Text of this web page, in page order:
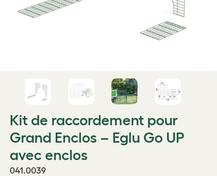
Kit de raccordement pour
Grand Enclos – Eglu Go UP
avec enclos
041.0039